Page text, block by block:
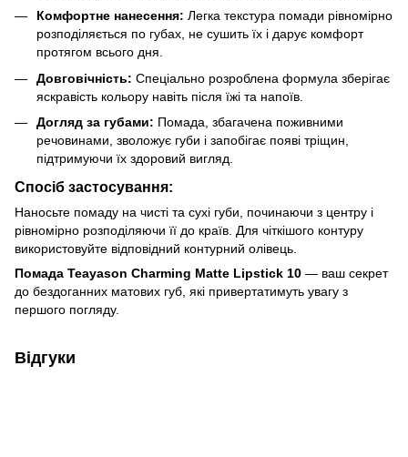
Комфортне нанесення: Легка текстура помади рівномірно
розподіляється по губах, не сушить їх і дарує комфорт
протягом всього дня.
Довговічність: Спеціально розроблена формула зберігає
яскравість кольору навіть після їжі та напоїв.
Догляд за губами: Помада, збагачена поживними
речовинами, зволожує губи і запобігає появі тріщин,
підтримуючи їх здоровий вигляд.
Спосіб застосування:
Наносьте помаду на чисті та сухі губи, починаючи з центру і
рівномірно розподіляючи її до країв. Для чіткішого контуру
використовуйте відповідний контурний олівець.
Помада Teayason Charming Matte Lipstick 10 — ваш секрет
до бездоганних матових губ, які привертатимуть увагу з
першого погляду.
Відгуки